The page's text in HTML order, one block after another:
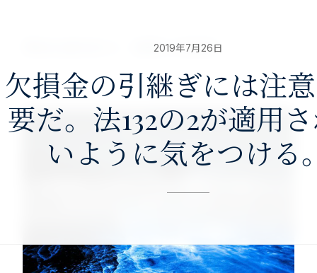
澤田公認会計士・税理士事務所
2019年7月26日
欠損金の引継ぎには注
要だ。法132の2が適用
いように気をつける